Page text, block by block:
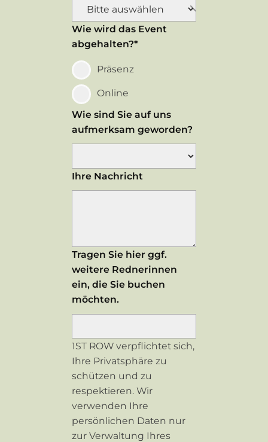
Wie wird das Event
abgehalten?*
Präsenz
Online
Wie sind Sie auf uns
aufmerksam geworden?
Ihre Nachricht
Tragen Sie hier ggf.
weitere Rednerinnen
ein, die Sie buchen
möchten.
1ST ROW verpflichtet sich,
Ihre Privatsphäre zu
schützen und zu
respektieren. Wir
verwenden Ihre
persönlichen Daten nur
zur Verwaltung Ihres